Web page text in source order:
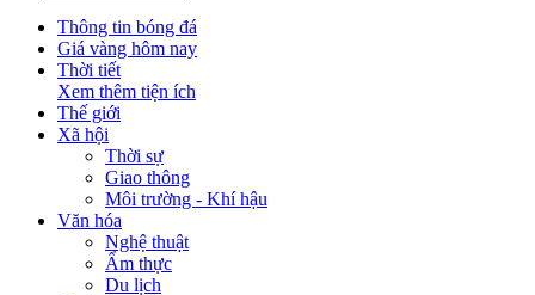
Thông tin bóng đá
Giá vàng hôm nay
Thời tiết
Xem thêm tiện ích
Thế giới
Xã hội
Thời sự
Giao thông
Môi trường - Khí hậu
Văn hóa
Nghệ thuật
Ẩm thực
Du lịch